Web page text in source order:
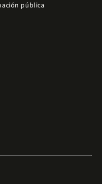
pública